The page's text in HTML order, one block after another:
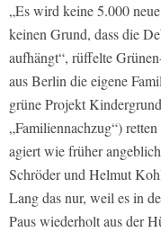
„Es wird keine 5.000
keinen Grund, dass die
aufhängt“, rüffelte
aus Berlin die eigene
grüne Projekt
„Familiennachzug“)
agiert wie früher
Schröder und Helmut
Lang das nur, weil es in
Paus wiederholt aus der